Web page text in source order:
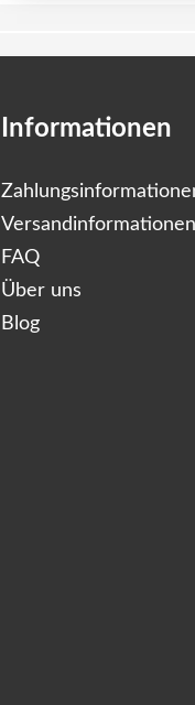
Informationen
Versandinformationen
FAQ
Über uns
Blog